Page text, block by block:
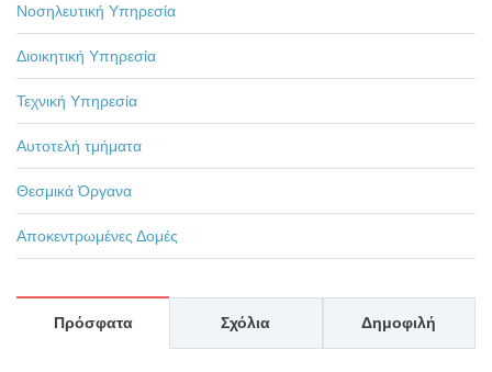
Νοσηλευτική Υπηρεσία
Διοικητική Υπηρεσία
Τεχνική Υπηρεσία
Αυτοτελή τμήματα
Θεσμικά Όργανα
Αποκεντρωμένες Δομές
Πρόσφατα Σχόλια Δημοφιλή